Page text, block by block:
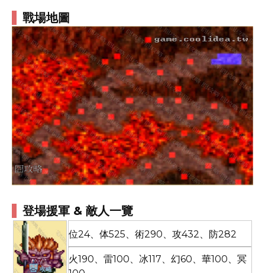
戰場地圖
登場援軍 & 敵人一覽
位24、体525、術290、攻432、防282
火190、雷100、冰117、幻60、華100、冥